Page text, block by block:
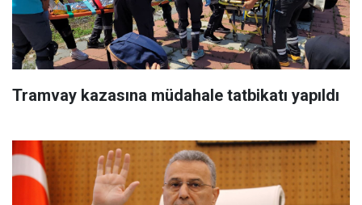
Tramvay kazasına müdahale tatbikatı yapıldı